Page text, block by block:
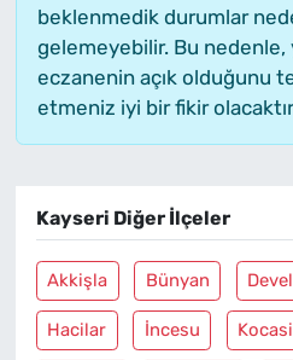
beklenmedik durumlar
gelemeyebilir. Bu nedenle,
eczanenin açık olduğunu
etmeniz iyi bir fikir
Kayseri Diğer İlçeler
Akkişla Bünyan
Hacilar İncesu